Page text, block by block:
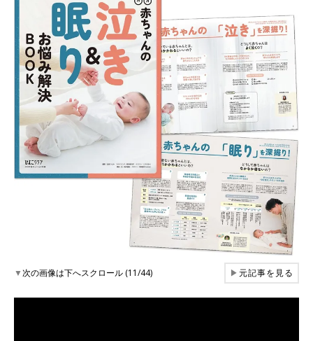
▼次の画像は下へスクロール (11/44) ▶元記事を見る